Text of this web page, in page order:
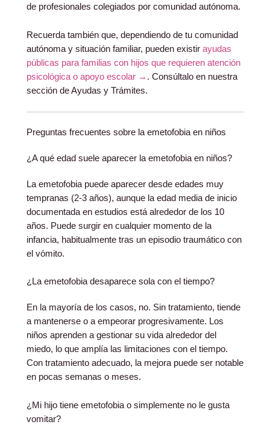
de profesionales colegiados por comunidad autónoma.
Recuerda también que, dependiendo de tu comunidad
autónoma y situación familiar, pueden existir ayudas
públicas para familias con hijos que requieren atención
psicológica o apoyo escolar → . Consúltalo en nuestra
sección de Ayudas y Trámites.
Preguntas frecuentes sobre la emetofobia en niños
¿A qué edad suele aparecer la emetofobia en niños?
La emetofobia puede aparecer desde edades muy
tempranas (2-3 años), aunque la edad media de inicio
documentada en estudios está alrededor de los 10
años. Puede surgir en cualquier momento de la
infancia, habitualmente tras un episodio traumático con
el vómito.
¿La emetofobia desaparece sola con el tiempo?
En la mayoría de los casos, no. Sin tratamiento, tiende
a mantenerse o a empeorar progresivamente. Los
niños aprenden a gestionar su vida alrededor del
miedo, lo que amplía las limitaciones con el tiempo.
Con tratamiento adecuado, la mejora puede ser notable
en pocas semanas o meses.
¿Mi hijo tiene emetofobia o simplemente no le gusta
vomitar?